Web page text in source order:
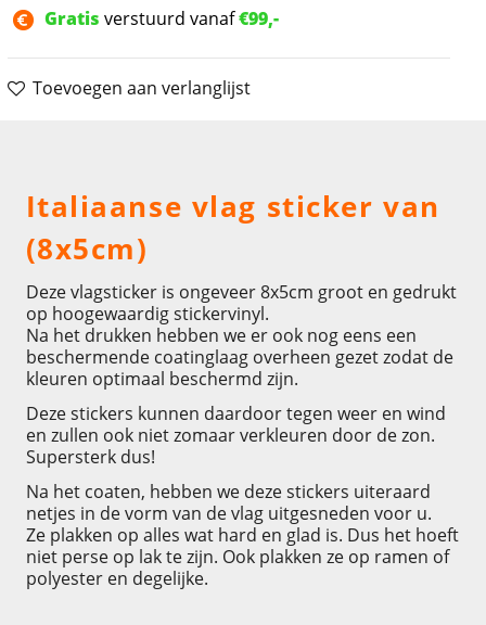
Gratis verstuurd vanaf€99,-
Toevoegen aan verlanglijst
Italiaanse vlag sticker van
(8x5cm)
Deze vlagsticker is ongeveer 8x5cm groot en gedrukt
op hoogewaardig stickervinyl.
Na het drukken hebben we er ook nog eens een
beschermende coatinglaag overheen gezet zodat de
kleuren optimaal beschermd zijn.
Deze stickers kunnen daardoor tegen weer en wind
en zullen ook niet zomaar verkleuren door de zon.
Supersterk dus!
Na het coaten, hebben we deze stickers uiteraard
netjes in de vorm van de vlag uitgesneden voor u.
Ze plakken op alles wat hard en glad is. Dus het hoeft
niet perse op lak te zijn. Ook plakken ze op ramen of
polyester en degelijke.